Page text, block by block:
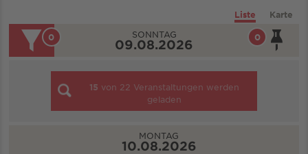
Liste Karte
0
0 SONNTAG
09.08.2026
15 von 22 Veranstaltungen werden
geladen
MONTAG
10.08.2026